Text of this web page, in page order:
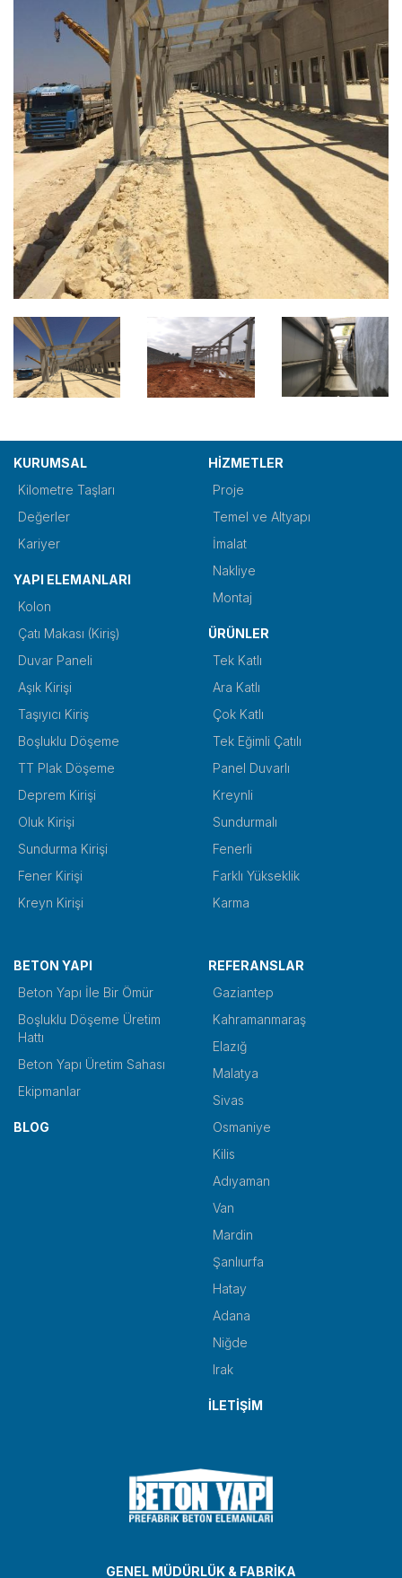
KURUMSAL
Kilometre Taşları
Değerler
Kariyer
YAPI ELEMANLARI
Kolon
Çatı Makası (Kiriş)
Duvar Paneli
Aşık Kirişi
Taşıyıcı Kiriş
Boşluklu Döşeme
TT Plak Döşeme
Deprem Kirişi
Oluk Kirişi
Sundurma Kirişi
Fener Kirişi
Kreyn Kirişi
HİZMETLER
Proje
Temel ve Altyapı
İmalat
Nakliye
Montaj
ÜRÜNLER
Tek Katlı
Ara Katlı
Çok Katlı
Tek Eğimli Çatılı
Panel Duvarlı
Kreynli
Sundurmalı
Fenerli
Farklı Yükseklik
Karma
BETON YAPI
Beton Yapı İle Bir Ömür
Boşluklu Döşeme Üretim
Hattı
Beton Yapı Üretim Sahası
Ekipmanlar
BLOG
REFERANSLAR
Gaziantep
Kahramanmaraş
Elazığ
Malatya
Sivas
Osmaniye
Kilis
Adıyaman
Van
Mardin
Şanlıurfa
Hatay
Adana
Niğde
Irak
İLETİŞİM
GENEL MÜDÜRLÜK & FABRİKA